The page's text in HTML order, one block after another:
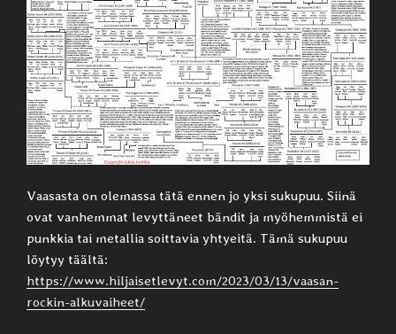
Vaasasta on olemassa tätä ennen jo yksi sukupuu. Siinä
ovat vanhemmat levyttäneet bändit ja myöhemmistä ei
punkkia tai metallia soittavia yhtyeitä. Tämä sukupuu
löytyy täältä:
https://www.hiljaisetlevyt.com/2023/03/13/vaasan-
rockin-alkuvaiheet/